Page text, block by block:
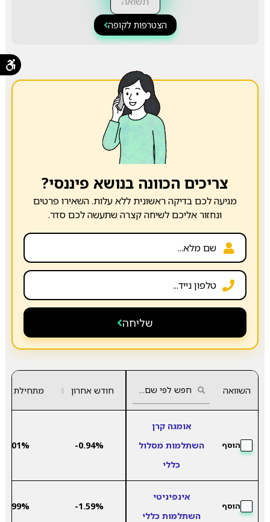
הצטרפות לקופה
צריכים הכוונה בנושא פיננסי?
מגיעה לכם בדיקה ראשונית ללא עלות. השאירו פרטים
ונחזור אליכם לשיחה קצרה שתעשה לכם סדר.
שליחה
השוואה חודש אחרון ▲
▼ מתחילת
הוסף
אומגה קרן
השתלמות מסלול
כללי
-0.94%
6.01%
הוסף
אינפיניטי
השתלמות כללי
-1.59%
5.99%